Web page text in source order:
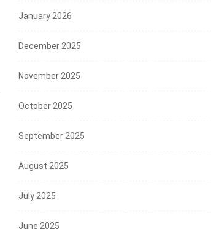
January 2026
December 2025
November 2025
October 2025
September 2025
August 2025
July 2025
June 2025